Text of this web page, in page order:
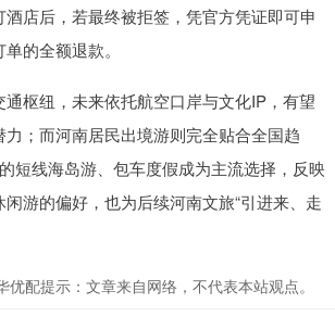
店后，若最终被拒签，凭官方凭证即可申
的全额退款。
枢纽，未来依托航空口岸与文化IP，有望
；而河南居民出境游则完全贴合全国趋
短线海岛游、包车度假成为主流选择，反映
游的偏好，也为后续河南文旅“引进来、走
优配提示：文章来自网络，不代表本站观点。